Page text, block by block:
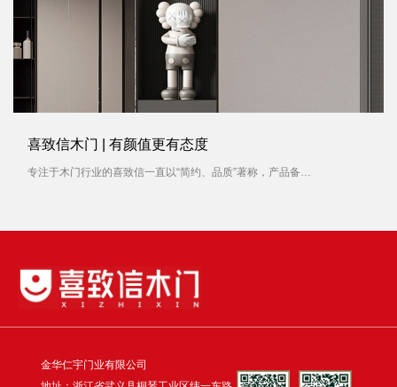
喜致信木门 | 有颜值更有态度
专注于木门行业的喜致信一直以“简约、品质”著称，产品备受消费者青睐。对待每一扇木门产品，喜致信木门容不得有一丝马虎，就像对待一件艺术品，从选材到制作，每一个过程都被严格要求。
金华仁宇门业有限公司